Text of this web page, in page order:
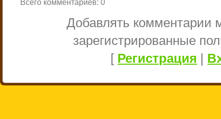
Всего комментариев: 0
Добавлять комментарии
зарегистрированные
[ Регистрация |